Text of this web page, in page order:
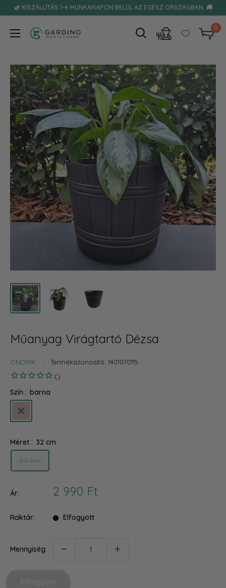
Tovább🌿 KISZÁLLÍTÁS 1-4 MUNKANAPON BELÜL AZ EGÉSZ ORSZÁGBAN. 🚚
Gardino
0
Műanyag Virágtartó Dézsa
ONDRIK Termékazonosító: 1401070115
Szín : barna
barna
Méret : 32 cm
32 cm
Ár:
Akciós
2 990 Ft
Raktár: Elfogyott
Mennyiség: